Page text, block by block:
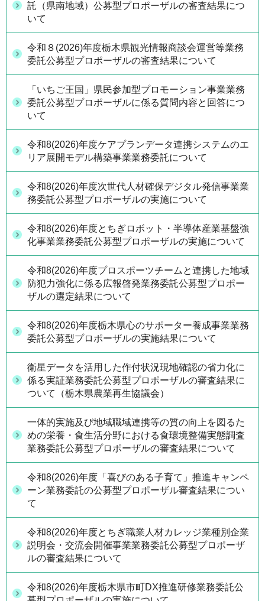
託（県南地域）公募型プロポーザルの審査結果につ
いて
令和８(2026)年度栃木県観光情報商談会運営等業務
委託公募型プロポーザルの審査結果について
「いちご王国」県民参加型プロモーション事業業務
委託公募型プロポーザルに係る質問内容と回答につ
いて
令和8(2026)年度ケアプランデータ連携システムのエ
リア展開モデル構築事業業務委託について
令和8(2026)年度次世代人材確保デジタル発信事業業
務委託公募型プロポーザルの実施について
令和8(2026)年度とちぎロボット・半導体産業基盤強
化事業業務委託公募型プロポーザルの実施について
令和8(2026)年度プロスポーツチームと連携した地域
防犯力強化に係る広報啓発業務委託公募型プロポー
ザルの選定結果について
令和8(2026)年度栃木県心のサポーター養成事業業務
委託公募型プロポーザルの実施結果について
衛星データを活用した作付状況現地確認の省力化に
係る実証業務委託公募型プロポーザルの審査結果に
ついて（栃木県農業再生協議会）
一体的実施及び地域職域連携等の質の向上を図るた
めの栄養・食生活分野における食環境整備実態調査
業務委託公募型プロポーザルの審査結果について
令和8(2026)年度「喜びのある子育て」推進キャンペ
ーン業務委託の公募型プロポーザル審査結果につい
て
令和8(2026)年度とちぎ職業人材カレッジ業種別企業
説明会・交流会開催事業業務委託公募型プロポーザ
ルの審査結果について
令和8(2026)年度栃木県市町DX推進研修業務委託公